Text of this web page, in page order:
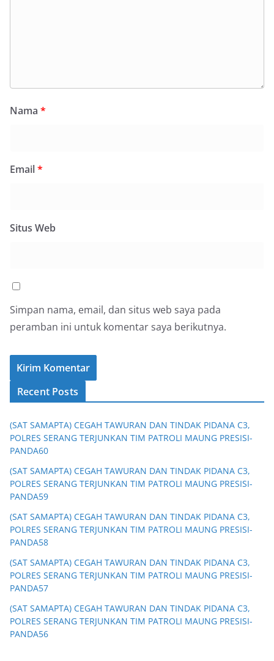
Nama *
Email*
Situs Web
Simpan nama, email, dan situs web saya pada
peramban ini untuk komentar saya berikutnya.
Recent Posts
(SAT SAMAPTA) CEGAH TAWURAN DAN TINDAK PIDANA C3,
POLRES SERANG TERJUNKAN TIM PATROLI MAUNG PRESISI-
PANDA60
(SAT SAMAPTA) CEGAH TAWURAN DAN TINDAK PIDANA C3,
POLRES SERANG TERJUNKAN TIM PATROLI MAUNG PRESISI-
PANDA59
(SAT SAMAPTA) CEGAH TAWURAN DAN TINDAK PIDANA C3,
POLRES SERANG TERJUNKAN TIM PATROLI MAUNG PRESISI-
PANDA58
(SAT SAMAPTA) CEGAH TAWURAN DAN TINDAK PIDANA C3,
POLRES SERANG TERJUNKAN TIM PATROLI MAUNG PRESISI-
PANDA57
(SAT SAMAPTA) CEGAH TAWURAN DAN TINDAK PIDANA C3,
POLRES SERANG TERJUNKAN TIM PATROLI MAUNG PRESISI-
PANDA56